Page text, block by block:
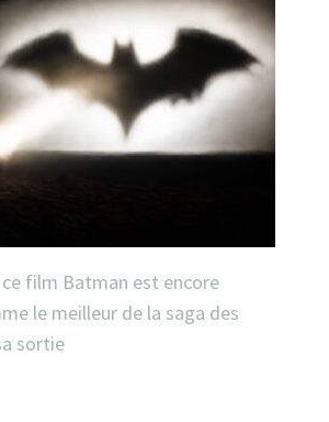
film Batman est encore
le meilleur de la saga des
sortie